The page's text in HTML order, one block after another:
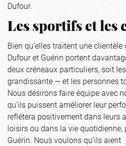
Dufour.
Les sportifs et les
Bien qu’elles traitent une clientèle
Dufour et Guérin portent
deux créneaux particuliers, soit
grandissante — et les personnes
Nous désirons faire équipe avec
qu’ils puissent améliorer leur
reflétera positivement dans leurs
loisirs ou dans la vie quotidienne,
Guérin. Nous voulons qu’ils aient